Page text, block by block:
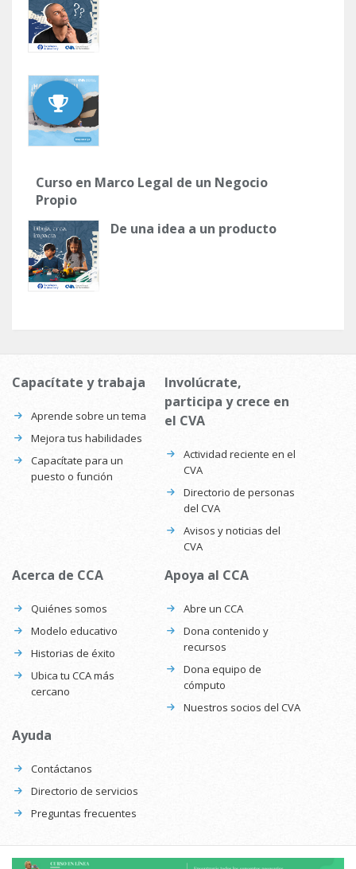
Curso en Marco Legal de un Negocio
Propio
De una idea a un producto
Capacítate y trabaja
Aprende sobre un tema
Mejora tus habilidades
Capacítate para un
puesto o función
Involúcrate,
participa y crece en
el CVA
Actividad reciente en el
CVA
Directorio de personas
del CVA
Avisos y noticias del
CVA
Acerca de CCA
Quiénes somos
Modelo educativo
Historias de éxito
Ubica tu CCA más
cercano
Apoya al CCA
Abre un CCA
Dona contenido y
recursos
Dona equipo de
cómputo
Nuestros socios del CVA
Ayuda
Contáctanos
Directorio de servicios
Preguntas frecuentes